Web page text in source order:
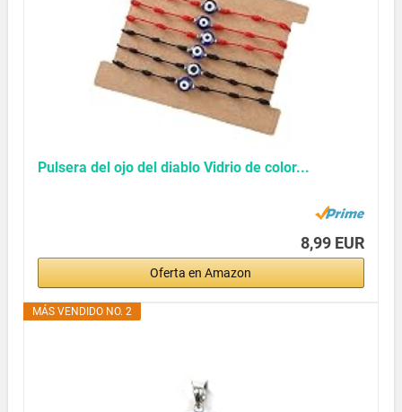
Pulsera del ojo del diablo Vidrio de color...
8,99 EUR
Oferta en Amazon
MÁS VENDIDO NO. 2